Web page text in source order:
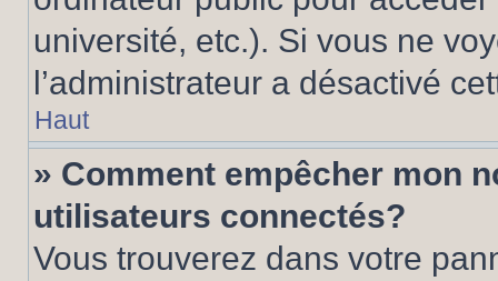
université, etc.). Si vous ne
l’administrateur a désactivé
Haut
» Comment empêcher mon
utilisateurs connectés?
Vous trouverez dans votre